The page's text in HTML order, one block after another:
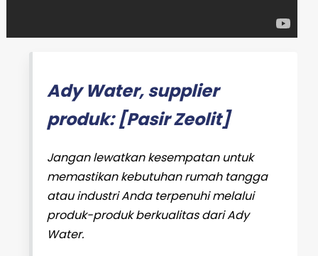
Ady Water, supplier
produk: [Pasir Zeolit]
Jangan lewatkan kesempatan untuk
memastikan kebutuhan rumah tangga
atau industri Anda terpenuhi melalui
produk-produk berkualitas dari Ady
Water.